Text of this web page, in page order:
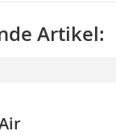
Artikel: